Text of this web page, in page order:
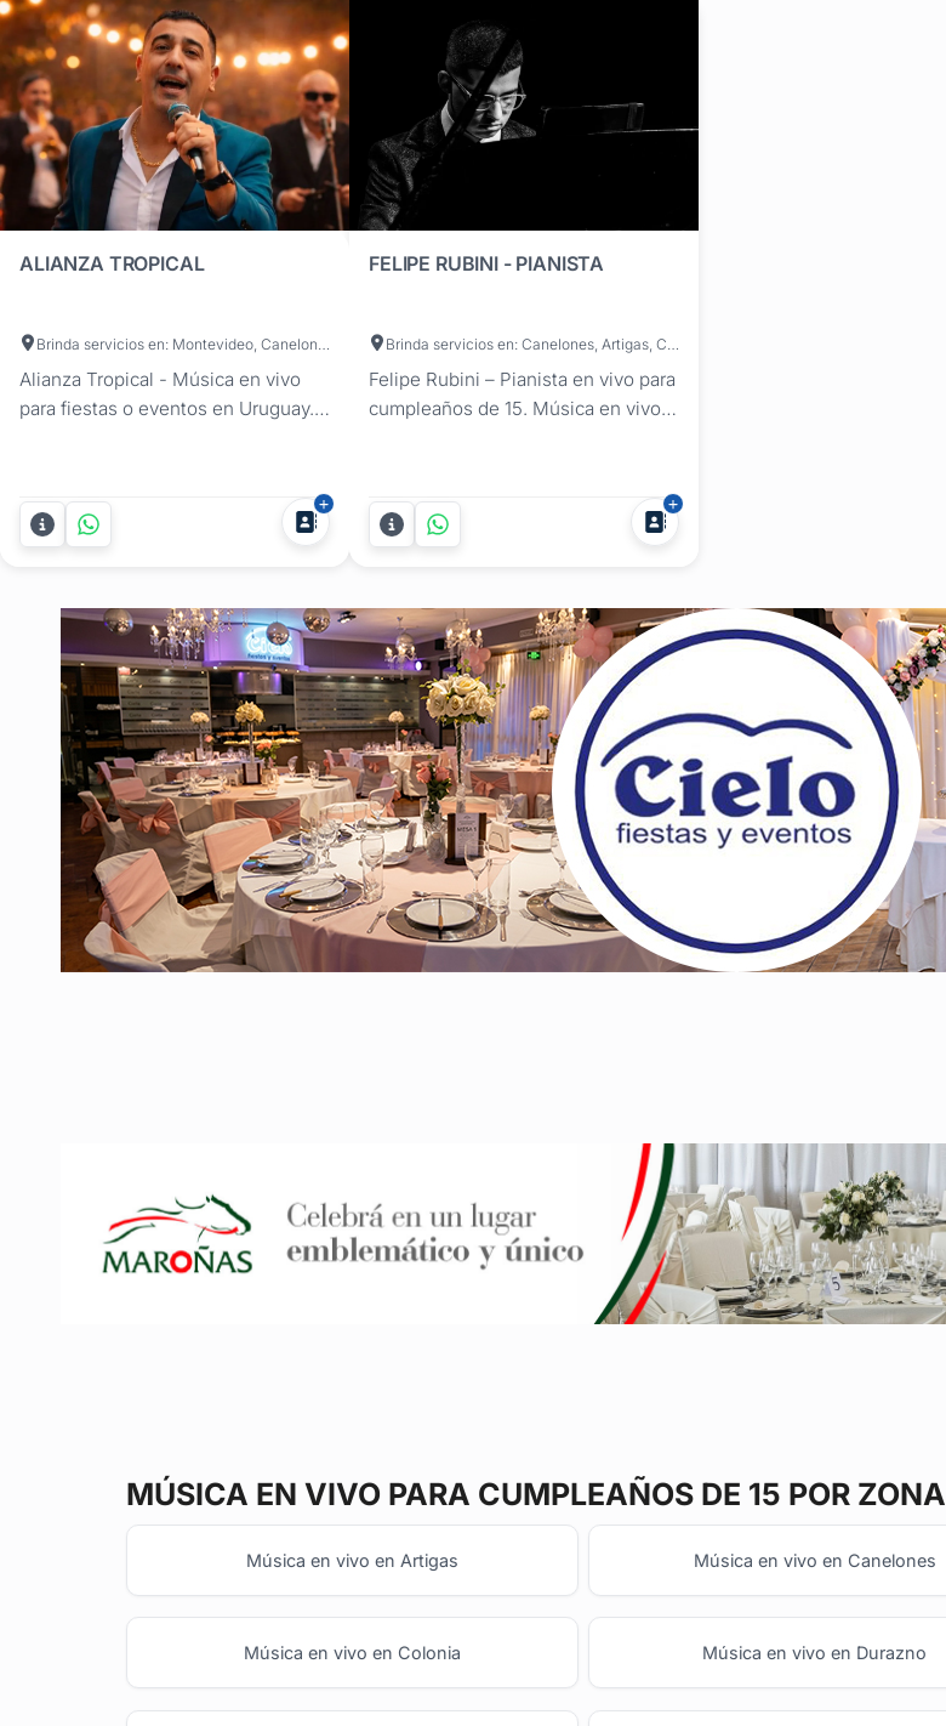
ALIANZA TROPICAL
Alianza Tropical - Música en vivo
para fiestas o eventos en Uruguay.
de 15 y eventos empresariales o
sociales con pista llena garantizada
y los mejores clásicos de todas las
celebración sea una...
FELIPE RUBINI - PIANISTA
Felipe Rubini – Pianista en vivo para
cumpleaños de 15. Música en vivo
propuesta pensada para
adolescentes y familias. Felipe
Rubini es un pianista joven y
talento, frescura y sensibilidad...
MÚSICA EN VIVO PARA CUMPLEAÑOS DE 15 POR ZONA
Música en vivo en Artigas Música en vivo en Canelones
Música en vivo en Colonia Música en vivo en Durazno